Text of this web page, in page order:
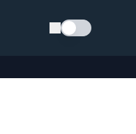
Schimba tema